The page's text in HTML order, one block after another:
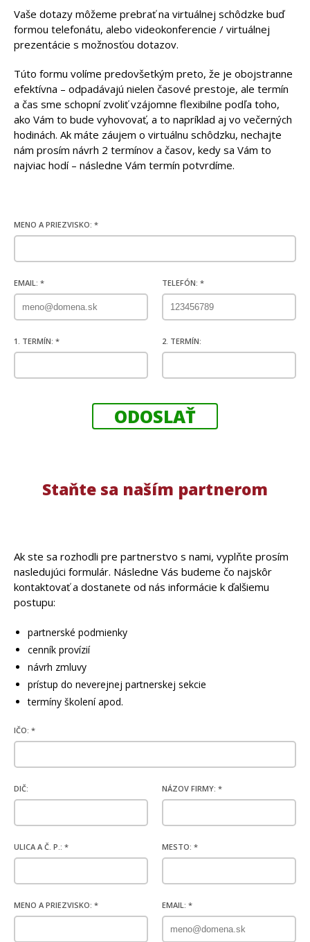
Vaše dotazy môžeme prebrať na virtuálnej schôdzke buď
formou telefonátu, alebo videokonferencie / virtuálnej
prezentácie s možnosťou dotazov.
Túto formu volíme predovšetkým preto, že je obojstranne
efektívna – odpadávajú nielen časové prestoje, ale termín
a čas sme schopní zvoliť vzájomne flexibilne podľa toho,
ako Vám to bude vyhovovať, a to napríklad aj vo večerných
hodinách. Ak máte záujem o virtuálnu schôdzku, nechajte
nám prosím návrh 2 termínov a časov, kedy sa Vám to
najviac hodí – následne Vám termín potvrdíme.
MENO A PRIEZVISKO: *
EMAIL: * TELEFÓN: *
1. TERMÍN: * 2. TERMÍN:
Staňte sa naším partnerom
Ak ste sa rozhodli pre partnerstvo s nami, vyplňte prosím
nasledujúci formulár. Následne Vás budeme čo najskôr
kontaktovať a dostanete od nás informácie k ďalšiemu
postupu:
partnerské podmienky
cenník provízií
návrh zmluvy
prístup do neverejnej partnerskej sekcie
termíny školení apod.
IČO: *
DIČ: NÁZOV FIRMY: *
ULICA A Č. P.: * MESTO: *
MENO A PRIEZVISKO: * EMAIL: *